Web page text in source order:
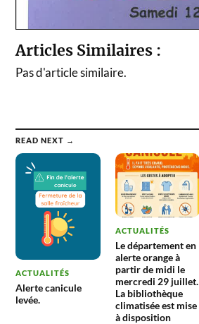
Articles Similaires :
Pas d'article similaire.
READ NEXT →
ACTUALITÉS
Alerte canicule
levée.
ACTUALITÉS
Le département en
alerte orange à
partir de midi le
mercredi 29 juillet.
La bibliothèque
climatisée est mise
à disposition